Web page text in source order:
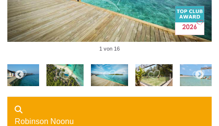
1 von 16
Robinson Noonu